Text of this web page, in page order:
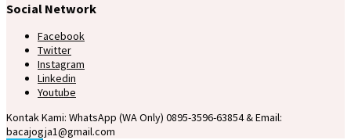
Social Network
Facebook
Twitter
Instagram
Linkedin
Youtube
Kontak Kami: WhatsApp (WA Only) 0895-3596-63854 & Email:
bacajogja1@gmail.com